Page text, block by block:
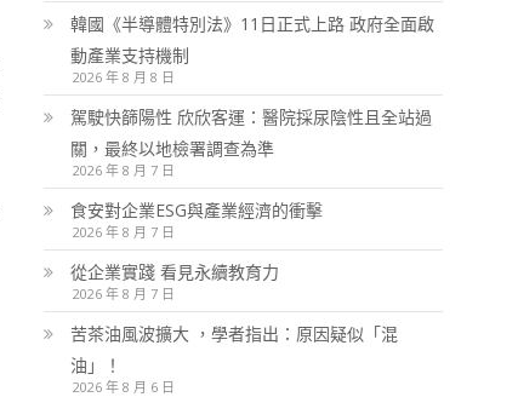
韓國《半導體特別法》11日正式上路 政府全面啟
動產業支持機制
2026 年 8 月 8 日
駕駛快篩陽性 欣欣客運：醫院採尿陰性且全站過
關，最終以地檢署調查為準
2026 年 8 月 7 日
食安對企業ESG與產業經濟的衝擊
2026 年 8 月 7 日
從企業實踐 看見永續教育力
2026 年 8 月 7 日
苦茶油風波擴大 ，學者指出：原因疑似「混
油」！
2026 年 8 月 6 日